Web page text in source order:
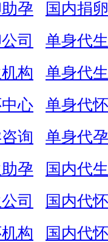
孕 国内捐
司 单身代
构 单身代
心 单身代
询 单身代
孕 国内代
司 国内代
构 国内代